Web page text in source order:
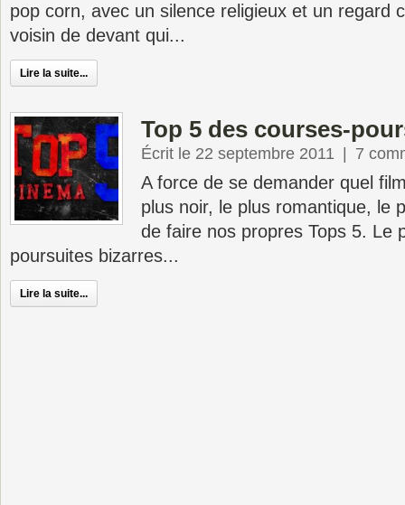
pop corn, avec un silence religieux et un regard
voisin de devant qui...
Lire la suite...
Top 5 des courses-
Écrit le 22 septembre 2011 7
A force de se demander quel
plus noir, le plus romantique, le
de faire nos propres Tops 5. Le
poursuites bizarres...
Lire la suite...